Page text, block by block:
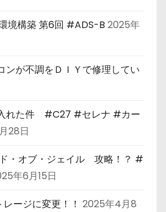
境構築 第6回 #ADS-B 2025年
ンが不調をＤＩＹで修理してい
れた件 #C27 #セレナ #カー
28日
・オブ・ジェイル 攻略！？ #
年6月15日
ージに変更！！ 2025年4月8